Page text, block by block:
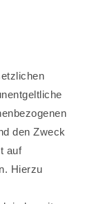
den Zweck
auf
Hierzu